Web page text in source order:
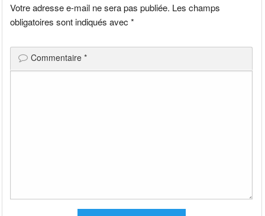
Votre adresse e-mail ne sera pas publiée. Les champs
obligatoires sont indiqués avec*
Commentaire*